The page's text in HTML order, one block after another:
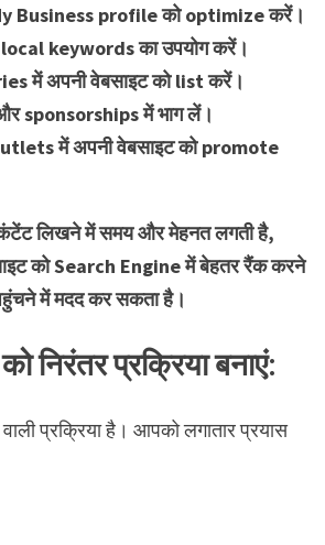
Business profile को optimize करें।
local keywords का उपयोग करें।
में अपनी वेबसाइट को list करें।
sponsorships में भाग लें।
में अपनी वेबसाइट को promote
लिखने में समय और मेहनत लगती है,
को Search Engine में बेहतर रैंक करने
में मदद कर सकता है।
निरंतर प्रक्रिया बनाएं:
प्रक्रिया है। आपको लगातार प्रयास